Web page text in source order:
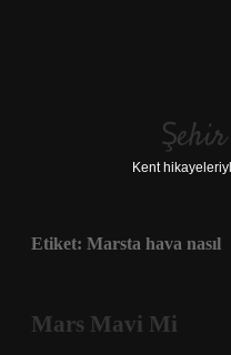
Kent
Etiket: Marsta hava nasıl
Mars Mavi Mi